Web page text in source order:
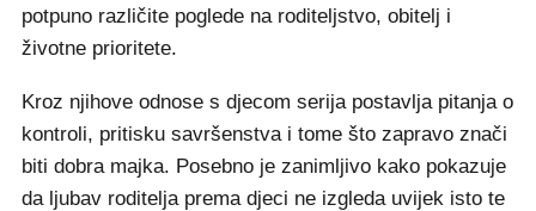
potpuno različite poglede na roditeljstvo, obitelj i
životne prioritete.
Kroz njihove odnose s djecom serija postavlja pitanja o
kontroli, pritisku savršenstva i tome što zapravo znači
biti dobra majka. Posebno je zanimljivo kako pokazuje
da ljubav roditelja prema djeci ne izgleda uvijek isto te